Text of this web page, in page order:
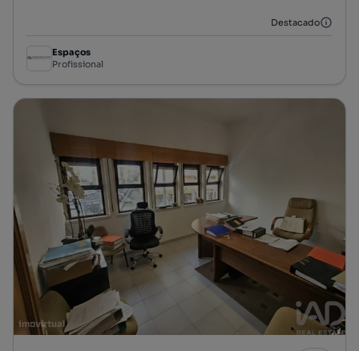
Destacado
Espaços
Profissional